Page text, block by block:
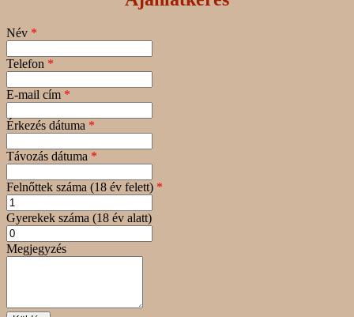
Név *
Telefon *
E-mail cím *
Érkezés dátuma *
Távozás dátuma *
Felnőttek száma (18 év felett) *
Gyerekek száma (18 év alatt)
Megjegyzés